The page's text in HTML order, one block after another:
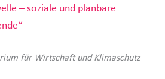
– soziale und planbare
für Wirtschaft und Klimaschutz